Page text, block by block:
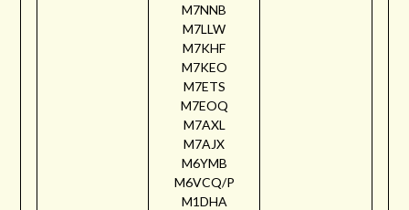
M7NNB
M7LLW
M7KHF
M7KEO
M7ETS
M7EOQ
M7AXL
M7AJX
M6YMB
M6VCQ/P
M1DHA